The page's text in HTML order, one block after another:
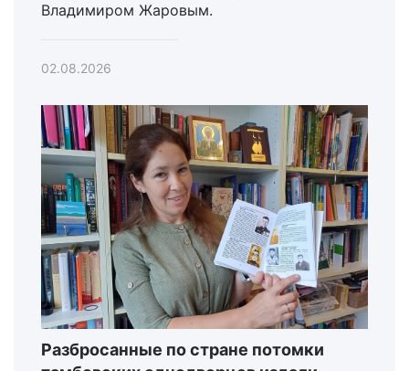
Владимиром Жаровым.
02.08.2026
Разбросанные по стране потомки